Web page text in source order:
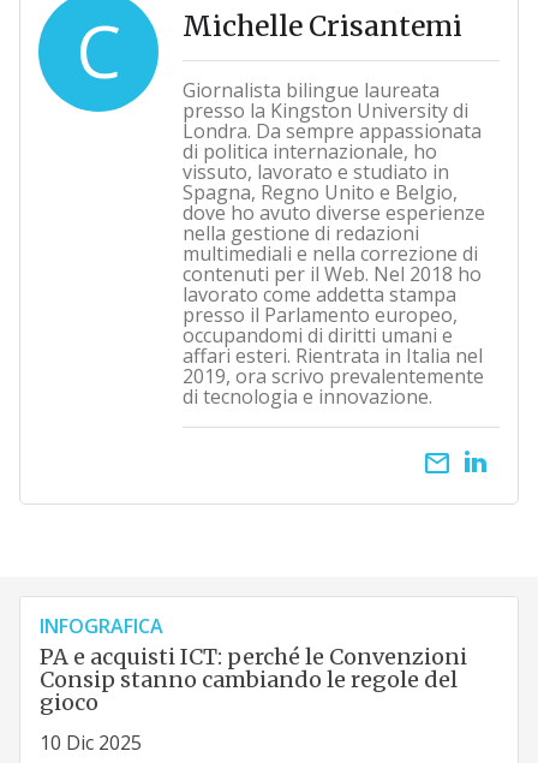
C Michelle Crisantemi
Giornalista bilingue laureata
presso la Kingston University di
Londra. Da sempre appassionata
di politica internazionale, ho
vissuto, lavorato e studiato in
Spagna, Regno Unito e Belgio,
dove ho avuto diverse esperienze
nella gestione di redazioni
multimediali e nella correzione di
contenuti per il Web. Nel 2018 ho
lavorato come addetta stampa
presso il Parlamento europeo,
occupandomi di diritti umani e
affari esteri. Rientrata in Italia nel
2019, ora scrivo prevalentemente
di tecnologia e innovazione.
email
INFOGRAFICA
PA e acquisti ICT: perché le Convenzioni
Consip stanno cambiando le regole del
gioco
10 Dic 2025